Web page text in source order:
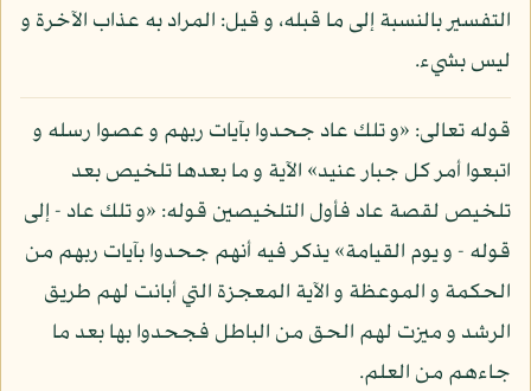
التفسير بالنسبة إلى ما قبله، و قيل: المراد به عذاب الآخرة و
ليس بشيء.
قوله تعالى: «و تلك عاد جحدوا بآيات ربهم و عصوا رسله و
اتبعوا أمر كل جبار عنيد» الآية و ما بعدها تلخيص بعد
تلخيص لقصة عاد فأول التلخيصين قوله: «و تلك عاد - إلى
قوله - و يوم القيامة» يذكر فيه أنهم جحدوا بآيات ربهم من
الحكمة و الموعظة و الآية المعجزة التي أبانت لهم طريق
الرشد و ميزت لهم الحق من الباطل فجحدوا بها بعد ما
جاءهم من العلم.